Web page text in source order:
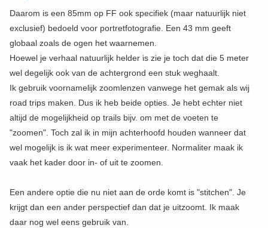
Daarom is een 85mm op FF ook specifiek (maar natuurlijk niet
exclusief) bedoeld voor portretfotografie. Een 43 mm geeft
globaal zoals de ogen het waarnemen.
Hoewel je verhaal natuurlijk helder is zie je toch dat die 5 meter
wel degelijk ook van de achtergrond een stuk weghaalt.
Ik gebruik voornamelijk zoomlenzen vanwege het gemak als wij
road trips maken. Dus ik heb beide opties. Je hebt echter niet
altijd de mogelijkheid op trails bijv. om met de voeten te
"zoomen". Toch zal ik in mijn achterhoofd houden wanneer dat
wel mogelijk is ik wat meer experimenteer. Normaliter maak ik
vaak het kader door in- of uit te zoomen.
Een andere optie die nu niet aan de orde komt is "stitchen". Je
krijgt dan een ander perspectief dan dat je uitzoomt. Ik maak
daar nog wel eens gebruik van.